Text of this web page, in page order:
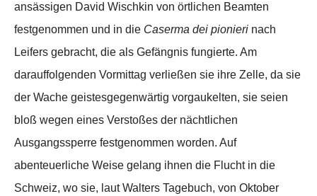
ansässigen David Wischkin von örtlichen Beamten
festgenommen und in die Caserma dei pionieri nach
Leifers gebracht, die als Gefängnis fungierte. Am
darauffolgenden Vormittag verließen sie ihre Zelle, da sie
der Wache geistesgegenwärtig vorgaukelten, sie seien
bloß wegen eines Verstoßes der nächtlichen
Ausgangssperre festgenommen worden. Auf
abenteuerliche Weise gelang ihnen die Flucht in die
Schweiz, wo sie, laut Walters Tagebuch, von Oktober